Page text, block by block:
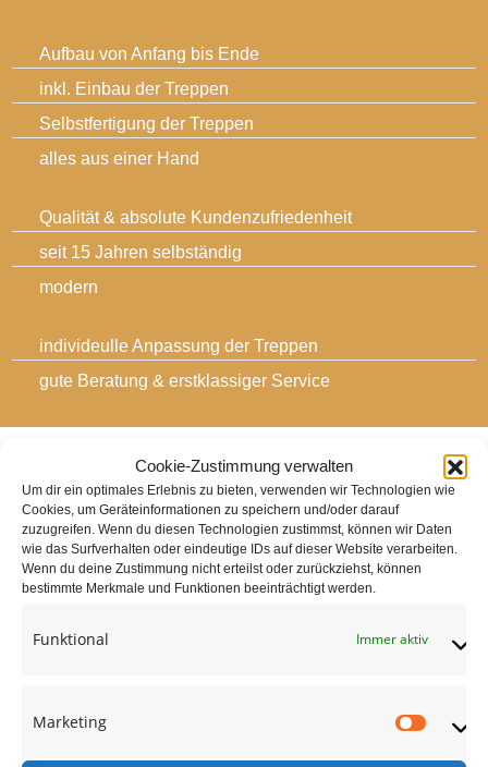
Cookie-Zustimmung verwalten
Um dir ein optimales Erlebnis zu bieten, verwenden wir Technologien wie
Cookies, um Geräteinformationen zu speichern und/oder darauf
zuzugreifen. Wenn du diesen Technologien zustimmst, können wir Daten
wie das Surfverhalten oder eindeutige IDs auf dieser Website verarbeiten.
Wenn du deine Zustimmung nicht erteilst oder zurückziehst, können
bestimmte Merkmale und Funktionen beeinträchtigt werden.
Funktional Immer aktiv
Marketing
Aufbau von Anfang bis Ende
inkl. Einbau der Treppen
Selbstfertigung der Treppen
alles aus einer Hand
Qualität & absolute Kundenzufriedenheit
seit 15 Jahren selbständig
modern
individeulle Anpassung der Treppen
gute Beratung & erstklassiger Service
Bolzentreppe aus
keilgezinkter Akazie-01
adocom_Webservice 23 Aug. , 2017